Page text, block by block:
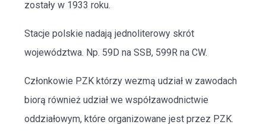
zostały w 1933 roku.
Stacje polskie nadają jednoliterowy skrót
województwa. Np. 59D na SSB, 599R na CW.
Członkowie PZK którzy wezmą udział w zawodach
biorą również udział we współzawodnictwie
oddziałowym, które organizowane jest przez PZK.